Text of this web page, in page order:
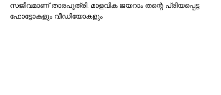
സജീവമാണ് താരപുത്രി. മാളവിക ജയറാം തന്റെ പ്രിയപ്പെട്ട
ഫോട്ടോകളും വീഡിയോകളും